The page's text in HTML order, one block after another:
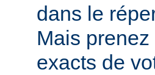
dans le
Mais
exacts de